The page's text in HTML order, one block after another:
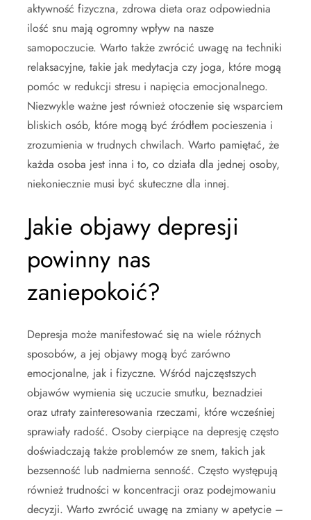
aktywność fizyczna, zdrowa dieta oraz odpowiednia
ilość snu mają ogromny wpływ na nasze
samopoczucie. Warto także zwrócić uwagę na techniki
relaksacyjne, takie jak medytacja czy joga, które mogą
pomóc w redukcji stresu i napięcia emocjonalnego.
Niezwykle ważne jest również otoczenie się wsparciem
bliskich osób, które mogą być źródłem pocieszenia i
zrozumienia w trudnych chwilach. Warto pamiętać, że
każda osoba jest inna i to, co działa dla jednej osoby,
niekoniecznie musi być skuteczne dla innej.
Jakie objawy depresji
powinny nas
zaniepokoić?
Depresja może manifestować się na wiele różnych
sposobów, a jej objawy mogą być zarówno
emocjonalne, jak i fizyczne. Wśród najczęstszych
objawów wymienia się uczucie smutku, beznadziei
oraz utraty zainteresowania rzeczami, które wcześniej
sprawiały radość. Osoby cierpiące na depresję często
doświadczają także problemów ze snem, takich jak
bezsenność lub nadmierna senność. Często występują
również trudności w koncentracji oraz podejmowaniu
decyzji. Warto zwrócić uwagę na zmiany w apetycie –